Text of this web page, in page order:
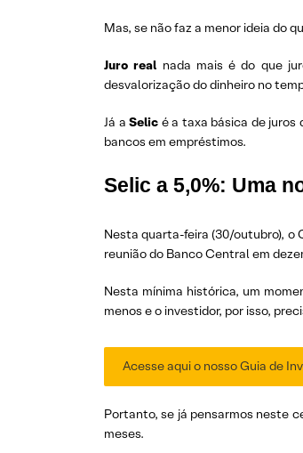
Mas, se não faz a menor ideia do
Juro real nada mais é do que
desvalorização do dinheiro no
Já aSelic é a taxa básica de juros
bancos em empréstimos.
Selic a 5,0%: Uma
Nesta quarta-feira (30/outubro), o
reunião do Banco Central em
Nesta mínima histórica, um
menos e o investidor, por isso,
Acesse aqui o nosso Guia de
Portanto, se já pensarmos neste
meses.